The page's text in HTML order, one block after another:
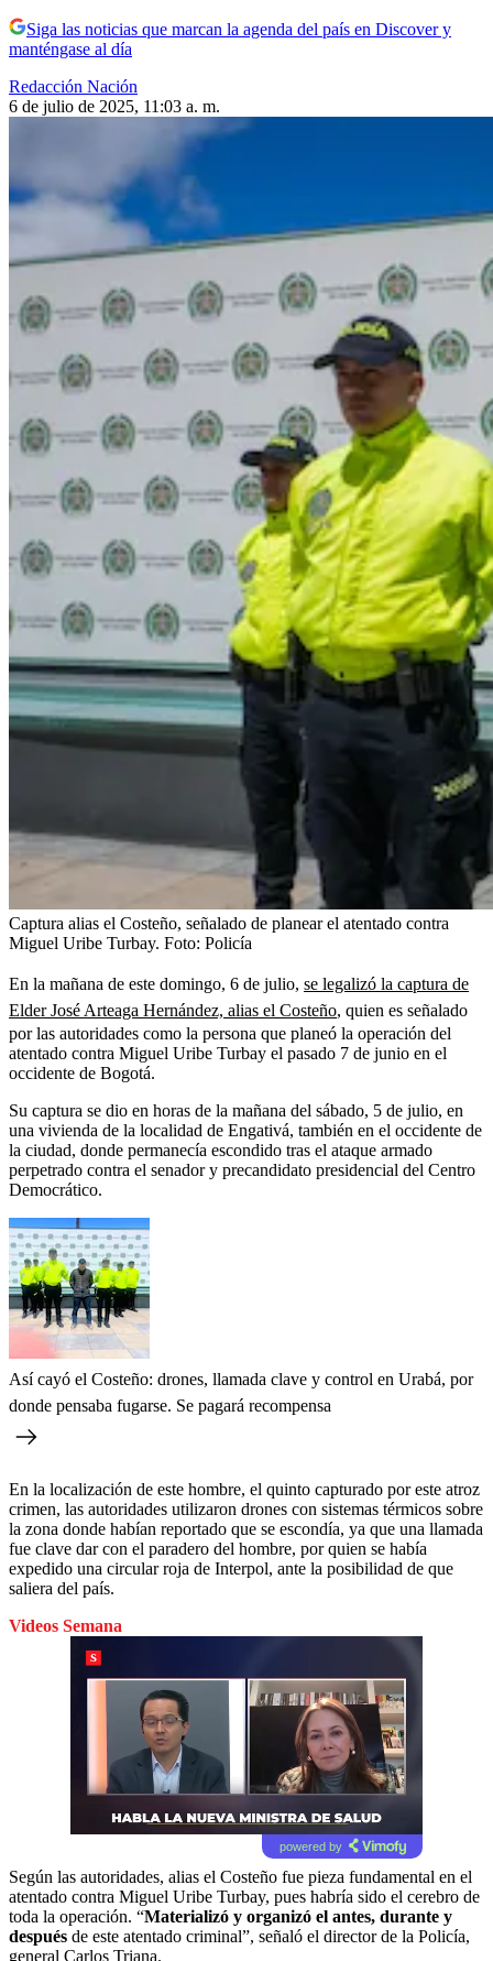
Siga las noticias que marcan la agenda del país en Discover y
manténgase al día
Redacción Nación
6 de julio de 2025, 11:03 a. m.
Captura alias el Costeño, señalado de planear el atentado contra
Miguel Uribe Turbay. Foto: Policía
En la mañana de este domingo, 6 de julio, se legalizó la captura de
Elder José Arteaga Hernández, alias el Costeño, quien es señalado
por las autoridades como la persona que planeó la operación del
atentado contra Miguel Uribe Turbay el pasado 7 de junio en el
occidente de Bogotá.
Su captura se dio en horas de la mañana del sábado, 5 de julio, en
una vivienda de la localidad de Engativá, también en el occidente de
la ciudad, donde permanecía escondido tras el ataque armado
perpetrado contra el senador y precandidato presidencial del Centro
Democrático.
Así cayó el Costeño: drones, llamada clave y control en Urabá, por
donde pensaba fugarse. Se pagará recompensa
En la localización de este hombre, el quinto capturado por este atroz
crimen, las autoridades utilizaron drones con sistemas térmicos sobre
la zona donde habían reportado que se escondía, ya que una llamada
fue clave dar con el paradero del hombre, por quien se había
expedido una circular roja de Interpol, ante la posibilidad de que
saliera del país.
Videos Semana
powered by
Según las autoridades, alias el Costeño fue pieza fundamental en el
atentado contra Miguel Uribe Turbay, pues habría sido el cerebro de
toda la operación. “Materializó y organizó el antes, durante y
después de este atentado criminal”, señaló el director de la Policía,
general Carlos Triana.